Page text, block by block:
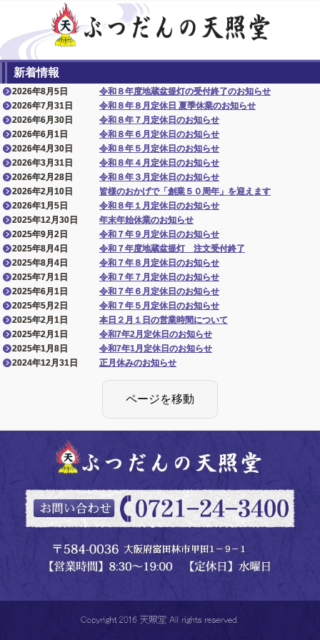
新着情報
2026年8月5日
令和８年度地蔵盆提灯の受付終了のお知らせ
2026年7月31日
令和８年８月定休日 夏季休業のお知らせ
2026年6月30日
令和８年７月定休日のお知らせ
2026年6月1日
令和８年６月定休日のお知らせ
2026年4月30日
令和８年５月定休日のお知らせ
2026年3月31日
令和８年４月定休日のお知らせ
2026年2月28日
令和８年３月定休日のお知らせ
2026年2月10日
皆様のおかげで「創業５０周年」を迎えます
2026年1月5日
令和８年１月定休日のお知らせ
2025年12月30日
年末年始休業のお知らせ
2025年9月2日
令和７年９月定休日のお知らせ
2025年8月4日
令和７年度地蔵盆提灯 注文受付終了
2025年8月4日
令和７年８月定休日のお知らせ
2025年7月1日
令和７年７月定休日のお知らせ
2025年6月1日
令和７年６月定休日のお知らせ
2025年5月2日
令和７年５月定休日のお知らせ
2025年2月1日
本日２月１日の営業時間について
2025年2月1日
令和7年2月定休日のお知らせ
2025年1月8日
令和7年1月定休日のお知らせ
2024年12月31日
正月休みのお知らせ